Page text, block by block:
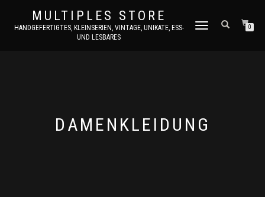
MULTIPLES STORE
HANDGEFERTIGTES, KLEINSERIEN, VINTAGE, UNIKATE, ESS-
UND LESBARES
NAVIGATION
0
DAMENKLEIDUNG